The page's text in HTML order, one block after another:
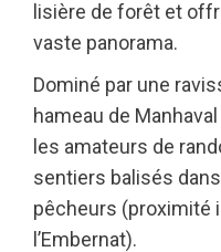
lisière de forêt et
vaste panorama.
Dominé par une
hameau de
les amateurs de
sentiers balisés
pêcheurs (proximité
l’Embernat).